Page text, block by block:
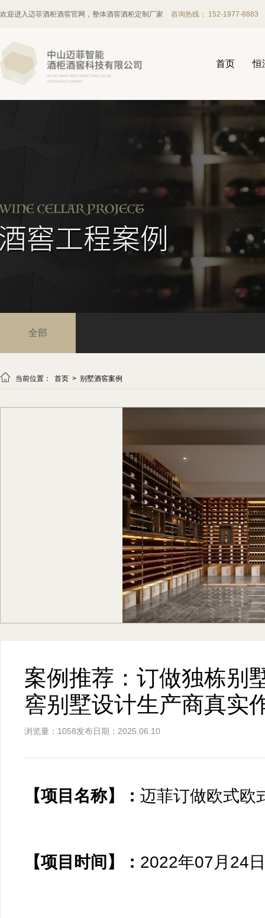
欢迎进入迈菲酒柜酒窖官网，整体酒窖酒柜定制厂家 咨询热线： 152-1977-8883
首页 恒
全部
 当前位置： 首页 > 别墅酒窖案例
案例推荐：订做独栋别
窖别墅设计生产商真实
浏览量：1058发布日期：2025.06.10
【项目名称】： 迈菲订做欧式欧
【项目时间】： 2022年07月24